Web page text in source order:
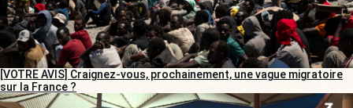
[VOTRE AVIS] Craignez-vous, prochainement, une vague migratoire
sur la France ?